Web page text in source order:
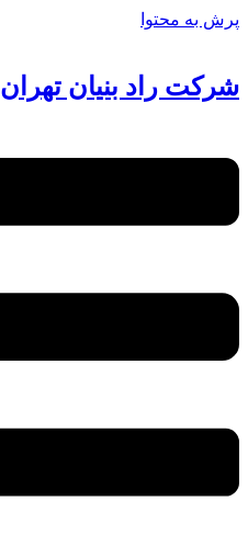
پرش به محتوا
شرکت راد بنیان تهران